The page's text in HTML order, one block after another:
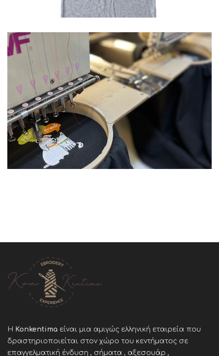
Polo
Η Konkentima είναι μια αμιγώς ελληνική εταιρεία που
δραστηριοποιείται στον χώρο του κεντήματος σε
επαγγελματική ένδυση , σήματα , αξεσουάρ ,